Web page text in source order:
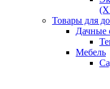
Товары для
Дачные
Мебель